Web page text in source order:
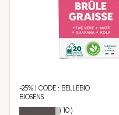
-25% | CODE : BELLEBIO
BIOSENS
Notation: 88
% of
( 10 )